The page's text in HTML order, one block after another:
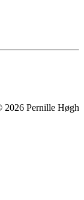
2026 Pernille Høgh